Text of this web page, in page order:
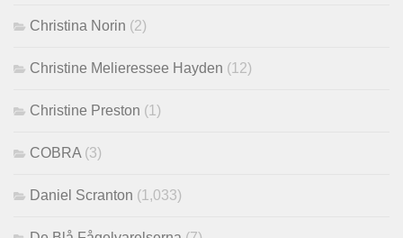
Christina Norin (2)
Christine Melieressee Hayden (12)
Christine Preston (1)
COBRA (3)
Daniel Scranton (1,033)